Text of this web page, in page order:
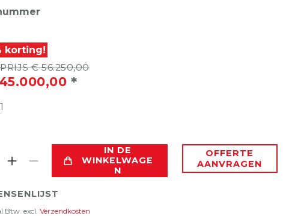
korting!
€ 56.250,00
*
1
IN DE
WINKELWAGE
N
OFFERTE
AANVRAGEN
Btw. excl. Verzendkosten